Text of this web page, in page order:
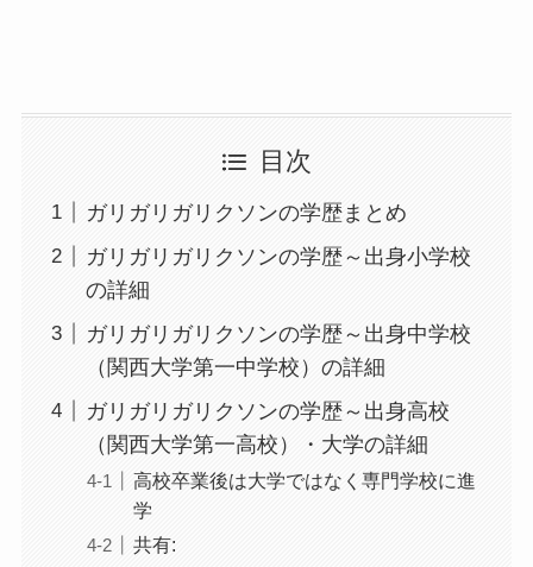
目次
ガリガリガリクソンの学歴まとめ
ガリガリガリクソンの学歴～出身小学校
の詳細
ガリガリガリクソンの学歴～出身中学校
（関西大学第一中学校）の詳細
ガリガリガリクソンの学歴～出身高校
（関西大学第一高校）・大学の詳細
高校卒業後は大学ではなく専門学校に進
学
共有: